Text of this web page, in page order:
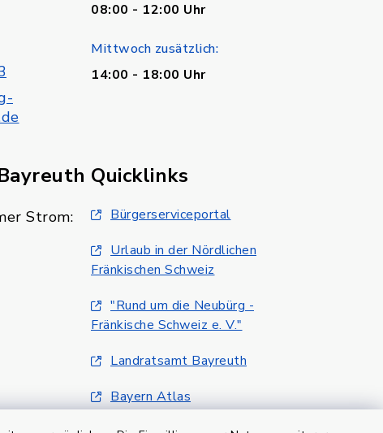
08:00 - 12:00 Uhr
Mittwoch zusätzlich:
14:00 - 18:00 Uhr
Strom:
Quicklinks
Bürgerserviceportal
Urlaub in der Nördlichen
Fränkischen Schweiz
"Rund um die Neubürg -
Fränkische Schweiz e. V."
Landratsamt Bayreuth
Bayern Atlas